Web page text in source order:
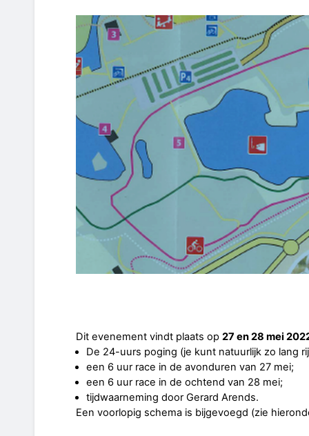
Dit evenement vindt plaats op 27 en 28 mei
De 24-uurs poging (je kunt natuurlijk zo lang
een 6 uur race in de avonduren van 27 mei;
een 6 uur race in de ochtend van 28 mei;
tijdwaarneming door Gerard Arends.
Een voorlopig schema is bijgevoegd (zie